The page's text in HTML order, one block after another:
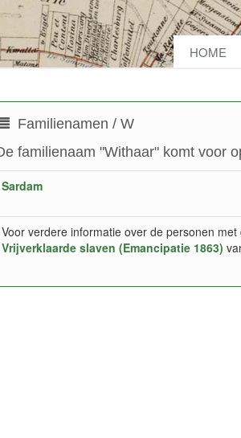
HOME
Familienamen / W
familienaam "Withaar" komt voor
Sardam
Voor verdere informatie over de personen
Vrijverklaarde slaven (Emancipatie 1863)